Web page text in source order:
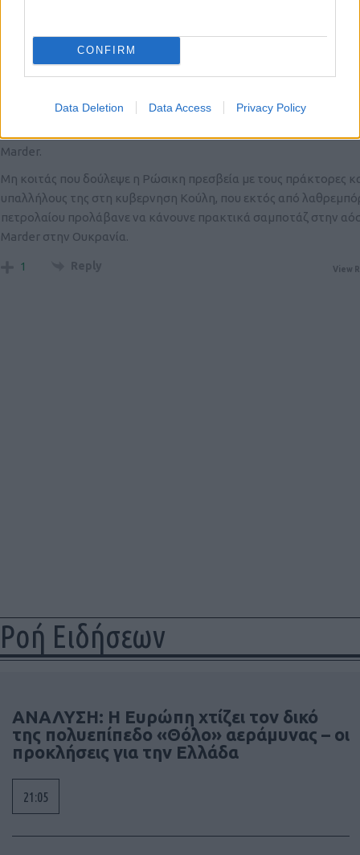
CONFIRM
Data Deletion Data Access Privacy Policy
Ροή Ειδήσεων
ΑΝΑΛΥΣΗ: Η Ευρώπη χτίζει τον δικό
της πολυεπίπεδο «Θόλο» αεράμυνας – οι
προκλήσεις για την Ελλάδα
21:05
Kyriakos(@kyriakos-2)
12 Δεκεμβρίου 2024 09:09
δυνατότητα ανταλλαγής BMP με Marder με ξεπερνά. Λές και είχε
Marder.
Μη κοιτάς που δούλεψε η Ρώσικη πρεσβεία με τους πράκτορες
υπαλλήλους της στη κυβερνηση Κούλη, που εκτός από
πετρολαίου προλάβανε να κάνουνε πρακτικά σαμποτάζ στην
Marder στην Ουκρανία.
1 Reply View